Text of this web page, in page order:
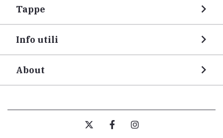
Tappe
Info utili
About